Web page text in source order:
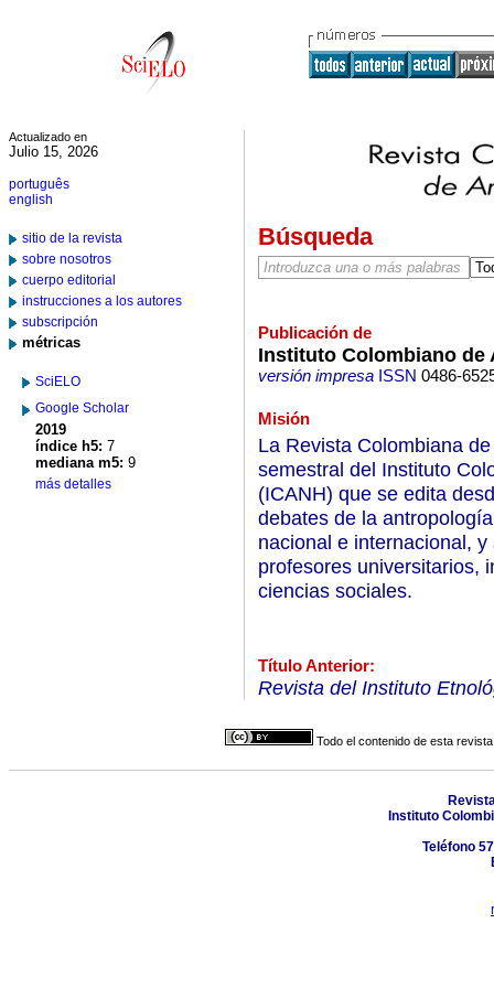
Actualizado en
Julio 15, 2026
português
english
sitio de la revista
sobre nosotros
cuerpo editorial
instrucciones a los autores
subscripción
métricas
SciELO
Google Scholar
2019
índice h5: 7
mediana m5: 9
más detalles
Búsqueda
Publicación de
Instituto Colombiano de
versión impresaISSN 0486-
Misión
La Revista Colombiana
semestral del Instituto
(ICANH) que se edita
debates de la
nacional e internacional,
profesores universitarios,
ciencias sociales.
Título Anterior:
Revista del Instituto
Todo el contenido de esta
Instituto
Teléfono